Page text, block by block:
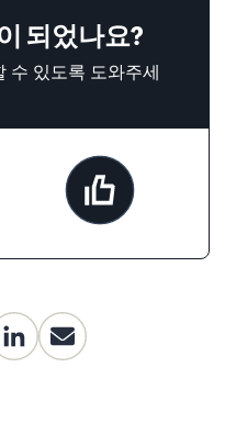
되었나요?
수 있도록 도와주세